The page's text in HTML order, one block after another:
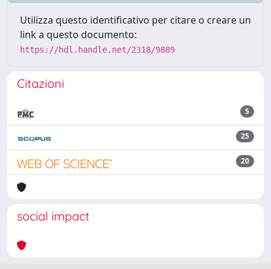
Utilizza questo identificativo per citare o creare un
link a questo documento:
https://hdl.handle.net/2318/9889
Citazioni
5
25
20
social impact